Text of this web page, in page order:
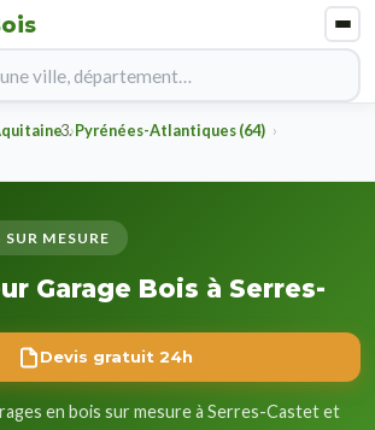
Pyrénées-Atlantiques (64)
MESURE
Garage Bois à Serres-
Devis gratuit 24h
en bois sur mesure à Serres-Castet et